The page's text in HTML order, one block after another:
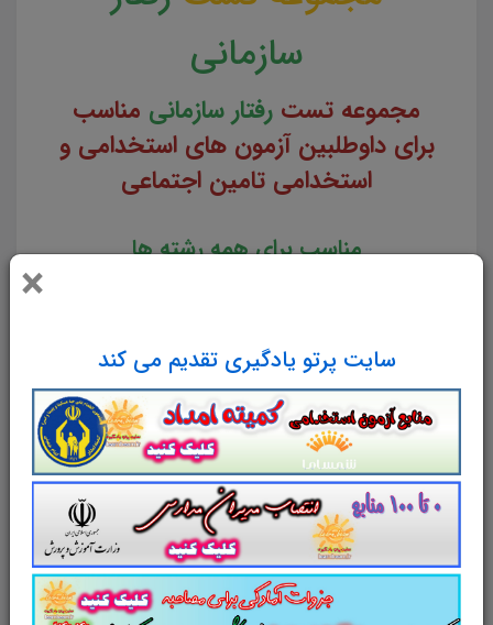
×
سایت پرتو یادگیری تقدیم می کند
سازمانی
مجموعه تست رفتار سازمانی مناسب
برای داوطلبین آزمون های استخدامی و
استخدامی تامین اجتماعی
مناسب برای همه رشته ها
تست منابع عمومی آزمون
استخدامی سازمان تامین اجتماعی
منابع عمومی آزمون استخدامی